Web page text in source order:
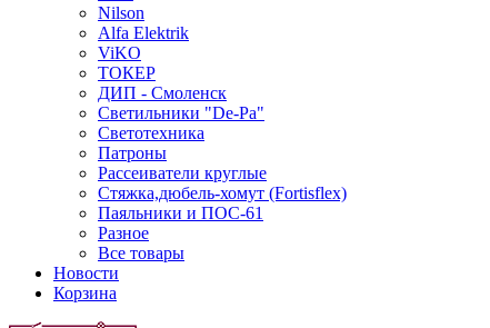
Nilson
Alfa Elektrik
ViKO
ТОКЕР
ДИП - Смоленск
Светильники "De-Pa"
Светотехника
Патроны
Рассеиватели круглые
Стяжка,дюбель-хомут (Fortisflex)
Паяльники и ПОС-61
Разное
Все товары
Новости
Корзина